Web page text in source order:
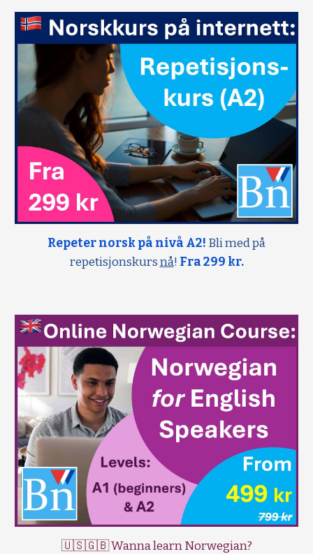
Repeter norsk på nivå A2! Bli med på
repetisjonskursnå! Fra 299 kr.
🇺🇸🇬🇧 Wanna learn Norwegian?